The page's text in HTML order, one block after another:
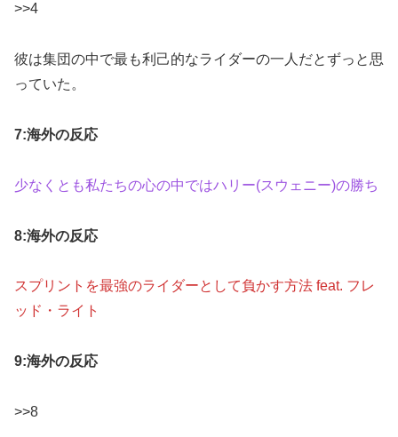
>>4
彼は集団の中で最も利己的なライダーの一人だとずっと思
っていた。
7:海外の反応
少なくとも私たちの心の中ではハリー(スウェニー)の勝ち
8:海外の反応
スプリントを最強のライダーとして負かす方法 feat. フレ
ッド・ライト
9:海外の反応
>>8